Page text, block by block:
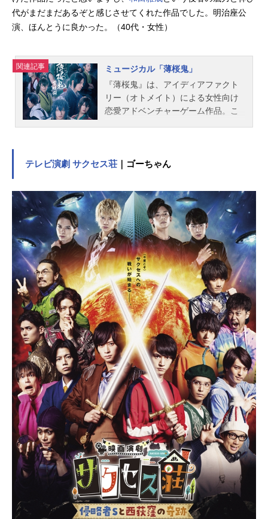
代がまだまだあるぞと感じさせてくれた作品でした。明治座公
演、ほんとうに良かった。（40代・女性）
関連記事
ミュージカル「薄桜鬼」
『薄桜鬼』は、アイディアファクト
リー（オトメイト）による女性向け
恋愛アドベンチャーゲーム作品。こ
テレビ演劇 サクセス荘 ｜ゴーちゃん